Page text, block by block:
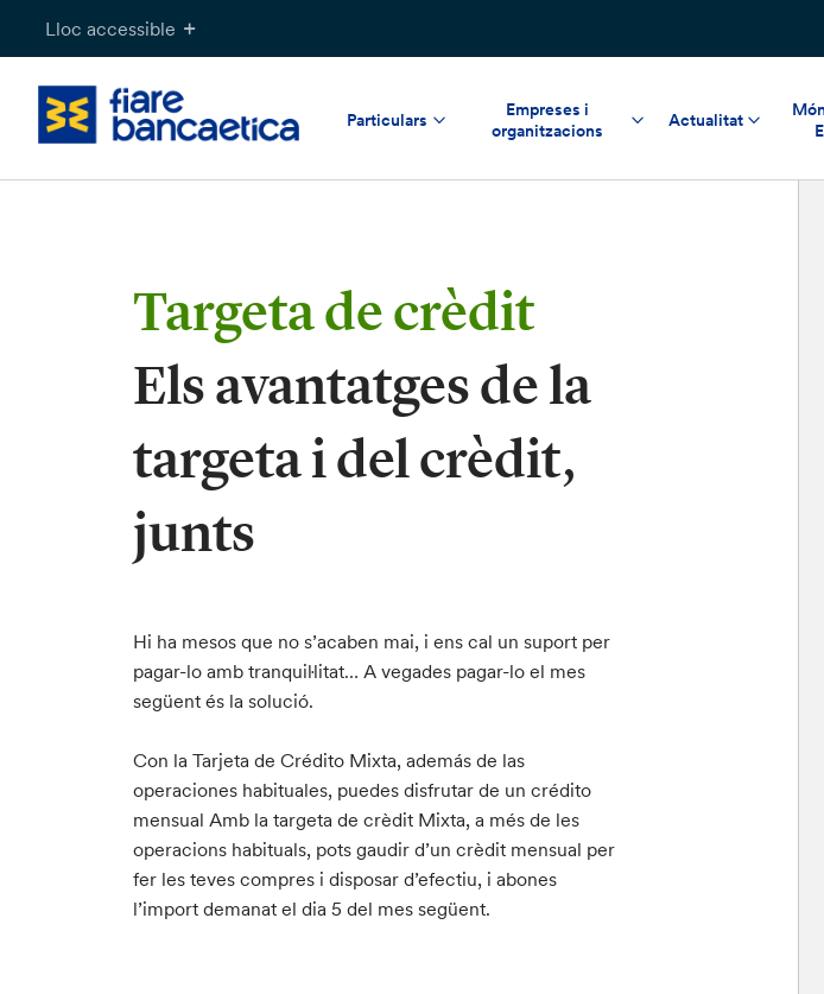
Lloc accessible
Particulars
Empreses i
organitzacions
Actualitat
Targeta de crèdit
Els avantatges de la
targeta i del crèdit,
junts
Hi ha mesos que no s’acaben mai, i ens cal un suport per
pagar-lo amb tranquil·litat… A vegades pagar-lo el mes
següent és la solució.
Con la Tarjeta de Crédito Mixta, además de las
operaciones habituales, puedes disfrutar de un crédito
mensual Amb la targeta de crèdit Mixta, a més de les
operacions habituals, pots gaudir d’un crèdit mensual per
fer les teves compres i disposar d’efectiu, i abones
l’import demanat el dia 5 del mes següent.